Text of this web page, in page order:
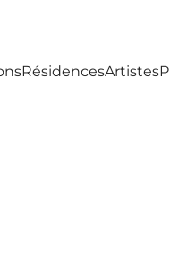
RésidencesArtistes